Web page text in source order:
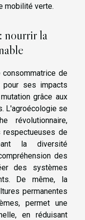
mobilité verte.
nourrir la
consommatrice de
pour ses impacts
grâce aux
L'agroécologie se
révolutionnaire,
respectueuses de
la diversité
des
des systèmes
De même, la
permanentes
permet une
en réduisant